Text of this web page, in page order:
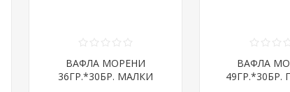
ВАФЛА МОРЕНИ
36ГР.*30БР. МАЛКИ
ВАФЛА
49ГР.*30БР.